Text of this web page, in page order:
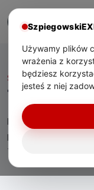
Start/ Tag:poradnik
Tag:
Eksperckie materiały
praktycznym
technicznym dla
Używamy plików
wrażenia z
będziesz
jesteś z niej